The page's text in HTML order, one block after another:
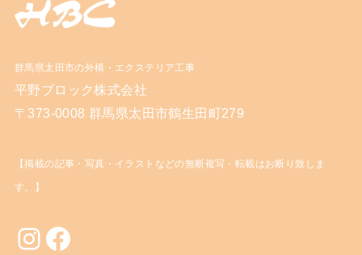
群馬県太田市の外構・エクステリア工事
平野ブロック株式会社
〒373-0008 群馬県太田市鶴生田町279
【掲載の記事・写真・イラストなどの無断複写・転載はお断り致しま
す。】
Instagram Facebook